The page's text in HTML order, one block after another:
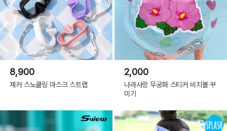
8,900
제커 스노쿨링 마스크 스트랩
2,000
나라사랑 무궁화 스티커 비치볼 꾸
미기